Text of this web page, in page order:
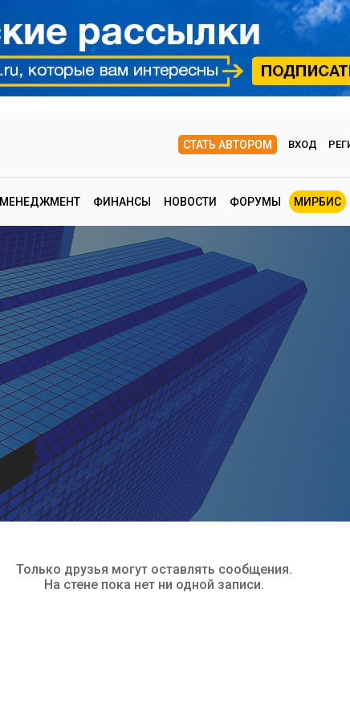
СТАТЬ АВТОРОМ ВХОД
МЕНЕДЖМЕНТ ФИНАНСЫ НОВОСТИ ФОРУМЫ МИРБИС
Только друзья могут оставлять сообщения.
На стене пока нет ни одной записи.